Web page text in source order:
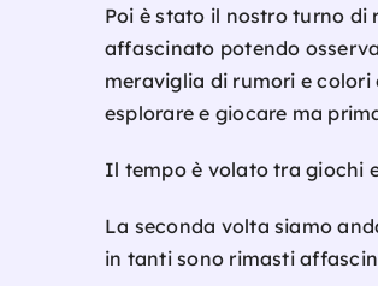
Poi è stato il nostro turno di
affascinato potendo
meraviglia di rumori e
esplorare e giocare ma
Il tempo è volato tra giochi
La seconda volta siamo
in tanti sono rimasti